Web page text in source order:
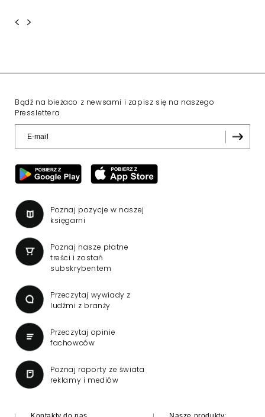
< >
Bądź na bieżaco z newsami i zapisz się na naszego
Presslettera
Poznaj pozycje w naszej
księgarni
Poznaj nasze płatne
treści i zostań
subskrybentem
Przeczytaj wywiady z
ludźmi z branży
Przeczytaj opinie
fachowców
Poznaj raporty ze świata
reklamy i mediów